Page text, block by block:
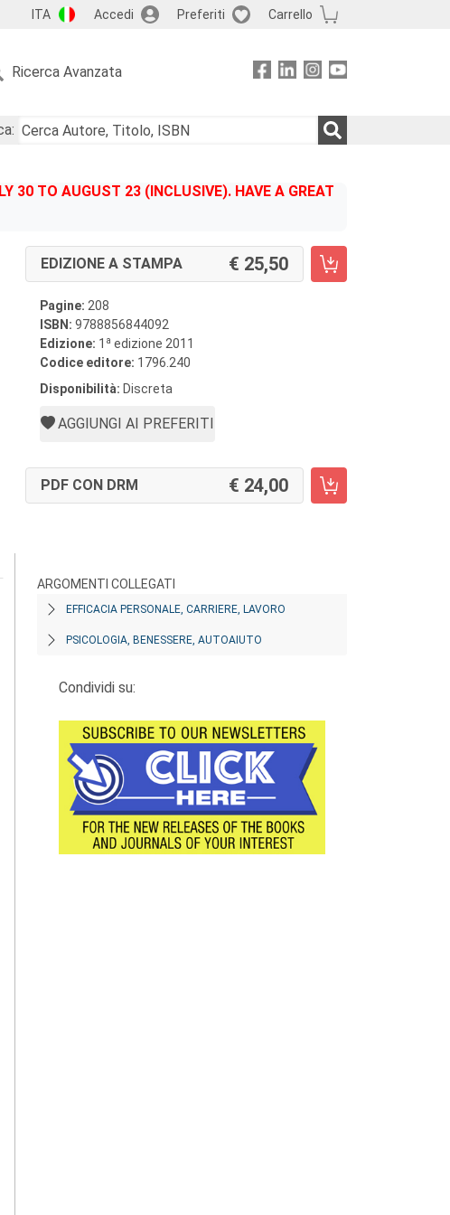
ITA Accedi Preferiti Carrello
Ricerca Avanzata
30 TO AUGUST 23 (INCLUSIVE). HAVE A GREAT
EDIZIONE A STAMPA 25,50
Pagine: 208
ISBN: 9788856844092
Edizione: 1 a edizione 2011
Codice editore: 1796.240
Disponibilità: Discreta
AGGIUNGI AI PREFERITI
PDF CON DRM 24,00
ARGOMENTI COLLEGATI
EFFICACIA PERSONALE, CARRIERE, LAVORO
PSICOLOGIA, BENESSERE, AUTOAIUTO
Condividi su: